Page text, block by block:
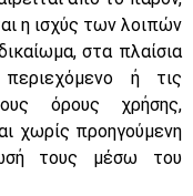
η ισχύς των λοιπών
στα πλαίσια
ή τις
όρους χρήσης,
χωρίς προηγούμενη
τους μέσω του